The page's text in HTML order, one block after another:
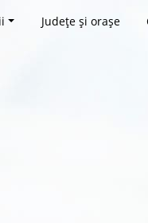
Județe și orașe